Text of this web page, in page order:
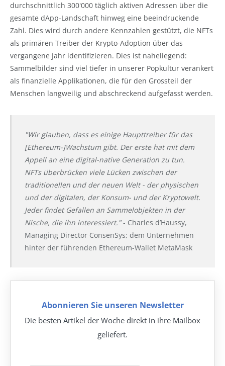
durchschnittlich 300'000 täglich aktiven Adressen über die
gesamte dApp-Landschaft hinweg eine beeindruckende
Zahl. Dies wird durch andere Kennzahlen gestützt, die NFTs
als primären Treiber der Krypto-Adoption über das
vergangene Jahr identifizieren. Dies ist naheliegend:
Sammelbilder sind viel tiefer in unserer Popkultur verankert
als finanzielle Applikationen, die für den Grossteil der
Menschen langweilig und abschreckend aufgefasst werden.
"Wir glauben, dass es einige Haupttreiber für das
[Ethereum-]Wachstum gibt. Der erste hat mit dem
Appell an eine digital-native Generation zu tun.
NFTs überbrücken viele Lücken zwischen der
traditionellen und der neuen Welt - der physischen
und der digitalen, der Konsum- und der Kryptowelt.
Jeder findet Gefallen an Sammelobjekten in der
Nische, die ihn interessiert."- Charles d’Haussy,
Managing Director ConsenSys; dem Unternehmen
hinter der führenden Ethereum-Wallet MetaMask
Abonnieren Sie unseren Newsletter
Die besten Artikel der Woche direkt in ihre Mailbox
geliefert.